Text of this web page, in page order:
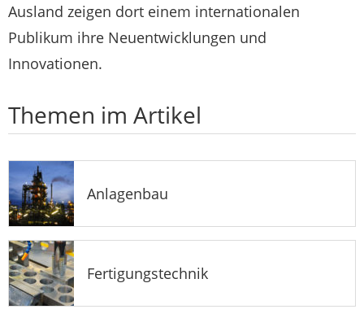
Ausland zeigen dort einem internationalen
Publikum ihre Neuentwicklungen und
Innovationen.
Themen im Artikel
Anlagenbau
Fertigungstechnik